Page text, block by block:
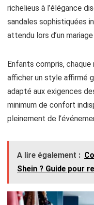
richelieus à l’élégance
sandales sophistiquées
attendu lors d’un
Enfants compris,
afficher un style affirmé
adapté aux exigences
minimum de confort
pleinement de
A lire également :
Shein ? Guide pour